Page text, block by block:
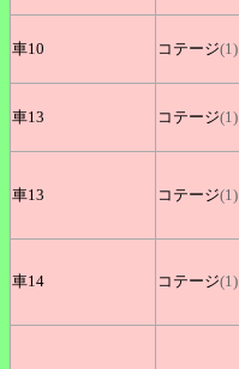
車10 コテージ(1)
車13 コテージ(1)
車13 コテージ(1)
車14 コテージ(1)